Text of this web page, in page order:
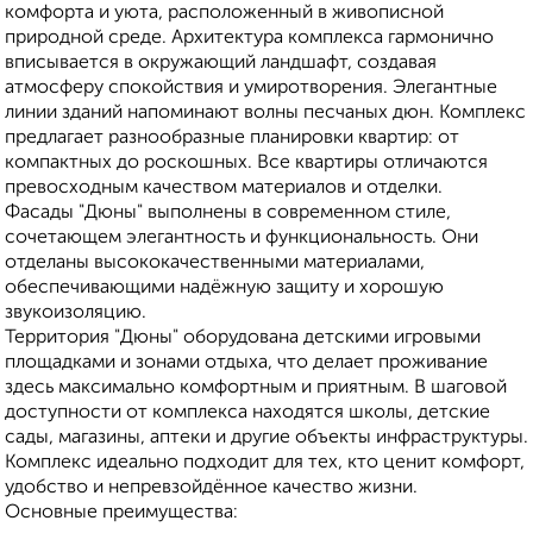
комфорта и уюта, расположенный в живописной
природной среде. Архитектура комплекса гармонично
вписывается в окружающий ландшафт, создавая
атмосферу спокойствия и умиротворения. Элегантные
линии зданий напоминают волны песчаных дюн. Комплекс
предлагает разнообразные планировки квартир: от
компактных до роскошных. Все квартиры отличаются
превосходным качеством материалов и отделки.
Фасады "Дюны" выполнены в современном стиле,
сочетающем элегантность и функциональность. Они
отделаны высококачественными материалами,
обеспечивающими надёжную защиту и хорошую
звукоизоляцию.
Территория "Дюны" оборудована детскими игровыми
площадками и зонами отдыха, что делает проживание
здесь максимально комфортным и приятным. В шаговой
доступности от комплекса находятся школы, детские
сады, магазины, аптеки и другие объекты инфраструктуры.
Комплекс идеально подходит для тех, кто ценит комфорт,
удобство и непревзойдённое качество жизни.
Основные преимущества: